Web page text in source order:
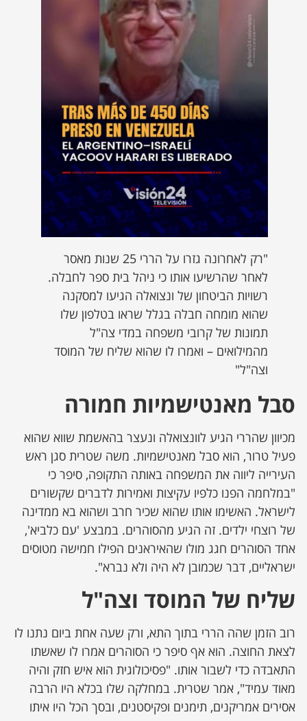
"רק לאחרונה גזרו על הררי 25 שנות מאסר
לאחר שהרשיעו אותו כי ניהל בית ספר לחבלה.
רשויות הביטחון של ונצואלה הגיעו למסקנה
שהוא מומחה חבלה בגלל שראו בטלפון שלו
תמונות של קרובי משפחה במדי צה"ל
מהמילואים – ואמרו לו שהוא שליח של המוסד
וצה"ל"
סבל מאנטישמיות חמורה
מכיוון שהררי הגיע לוונצואלה ונעצר בהאשמת שווא שהוא
פעיל טרור, הוא סבל מאנטישמיות. משה שטרית סגן ראש
העירייה ליווה את המשפחה באותה התקופה, סיפר כי
"במלחמה הפנו כלפיו עקיצות ואמירות לדברים שקשורים
לישראל. האשימו אותו שהוא שכיר חרב ושהוא בא ממדינה
של רוצחי ילדים. זה הגיע מהסוהרים. במבצע 'עם כלביא',
אחד הסוהרים חגג מולו שהאיראנים הפילו חמישה מטוסים
ישראליים, דבר שכמובן לא היה ולא נברא".
שליח של המוסד וצה"ל
רוב הזמן שהה הררי בתוך התא, ורק שעה אחת ביום נתנו לו
לצאת החוצה. הוא אף סיפר כי הסוהרים אמרו לו שאשתו
התאבדה כדי לשבור אותו. "פסיכולוגית הוא איש חזק והיה
מאוד עמיד", אמר שטרית. במחלקה שלו בכלא היו הרבה
אסירים אמריקנים, תימנים ופקיסטנים, ובסך הכל היו איתו